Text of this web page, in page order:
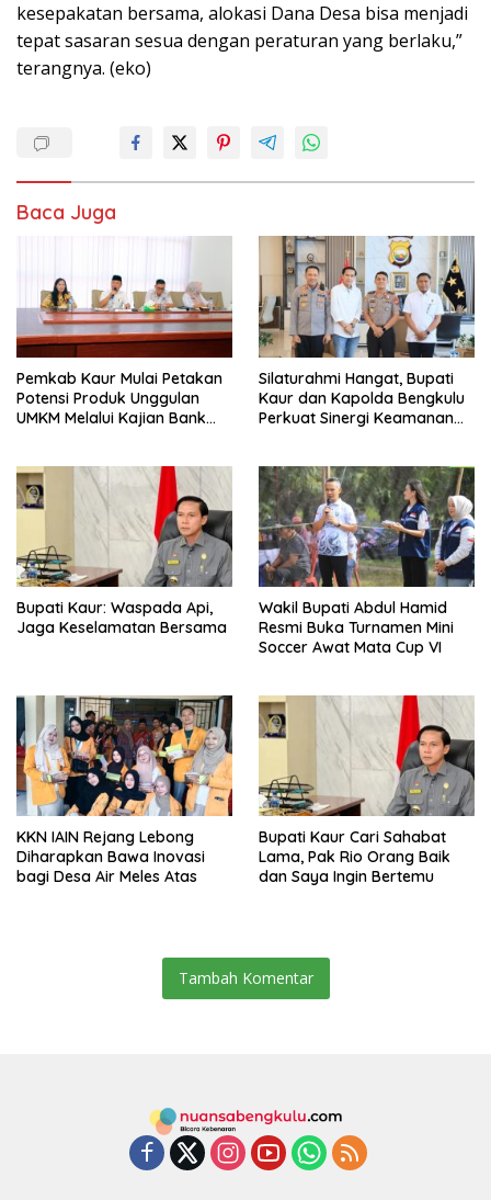
kesepakatan bersama, alokasi Dana Desa bisa menjadi
tepat sasaran sesua dengan peraturan yang berlaku,”
terangnya. (eko)
Baca Juga
Pemkab Kaur Mulai Petakan
Potensi Produk Unggulan
UMKM Melalui Kajian Bank
Silaturahmi Hangat, Bupati
Kaur dan Kapolda Bengkulu
Perkuat Sinergi Keamanan
Bupati Kaur: Waspada Api,
Jaga Keselamatan Bersama
Wakil Bupati Abdul Hamid
Resmi Buka Turnamen Mini
Soccer Awat Mata Cup VI
KKN IAIN Rejang Lebong
Diharapkan Bawa Inovasi
bagi Desa Air Meles Atas
Bupati Kaur Cari Sahabat
Lama, Pak Rio Orang Baik
dan Saya Ingin Bertemu
Tambah Komentar